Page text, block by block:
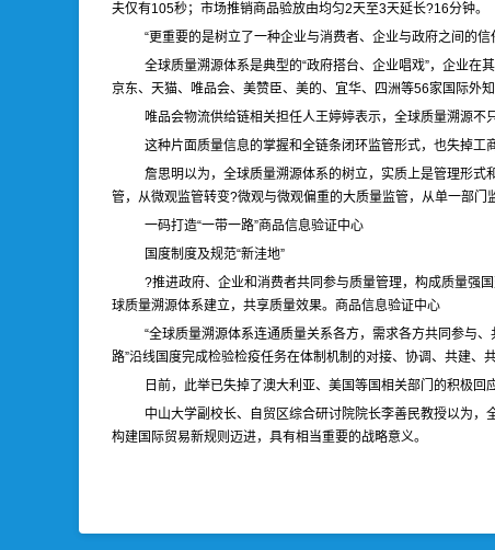
夫仅有105秒；市场推销商品验放由均匀2天至3天延长?16分钟。
“更重要的是树立了一种企业与消费者、企业与政府之间的
全球质量溯源体系是典型的“政府搭台、企业唱戏”，企业在
京东、天猫、唯品会、美赞臣、美的、宜华、四洲等56家国际外
唯品会物流供给链相关担任人王婷婷表示，全球质量溯源不
这种片面质量信息的掌握和全链条闭环监管形式，也失掉工
詹思明以为，全球质量溯源体系的树立，实质上是管理形式
管，从微观监管转变?微观与微观偏重的大质量监管，从单一部门
一码打造“一带一路”商品信息验证中心
国度制度及规范“新洼地”
?推进政府、企业和消费者共同参与质量管理，构成质量强
球质量溯源体系建立，共享质量效果。商品信息验证中心
“全球质量溯源体系连通质量关系各方，需求各方共同参与
路”沿线国度完成检验检疫任务在体制机制的对接、协调、共建、
日前，此举已失掉了澳大利亚、美国等国相关部门的积极回
中山大学副校长、自贸区综合研讨院院长李善民教授以为
构建国际贸易新规则迈进，具有相当重要的战略意义。